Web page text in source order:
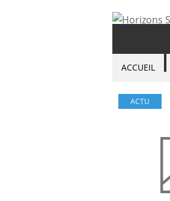
ACCUEIL
ACTU